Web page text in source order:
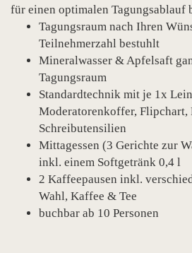
für einen optimalen Tagungsablauf
Tagungsraum nach Ihren
Teilnehmerzahl bestuhlt
Mineralwasser & Apfelsaft
Tagungsraum
Standardtechnik mit je 1x
Moderatorenkoffer, Flipchart,
Schreibutensilien
Mittagessen (3 Gerichte zur
inkl. einem Softgetränk 0,4 l
2 Kaffeepausen inkl.
Wahl, Kaffee & Tee
buchbar ab 10 Personen